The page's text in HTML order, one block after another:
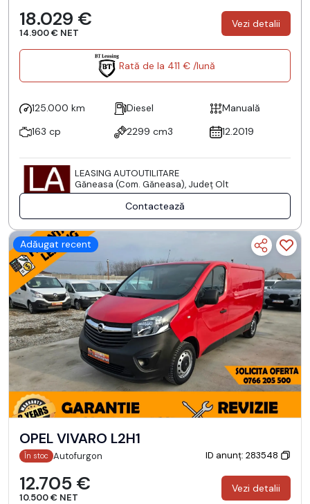
18.029 €
14.900 € NET
Vezi detalii
Rată de la 411 € /lună
125.000 km Diesel
Manuală
163 cp
2299 cm3 12.2019
LEASING AUTOUTILITARE
Găneasa (Com. Găneasa), Județ Olt
Contactează
Adăugat recent
OPEL VIVARO L2H1
În stoc Autofurgon ID anunț: 283548
12.705 €
10.500 € NET
Vezi detalii